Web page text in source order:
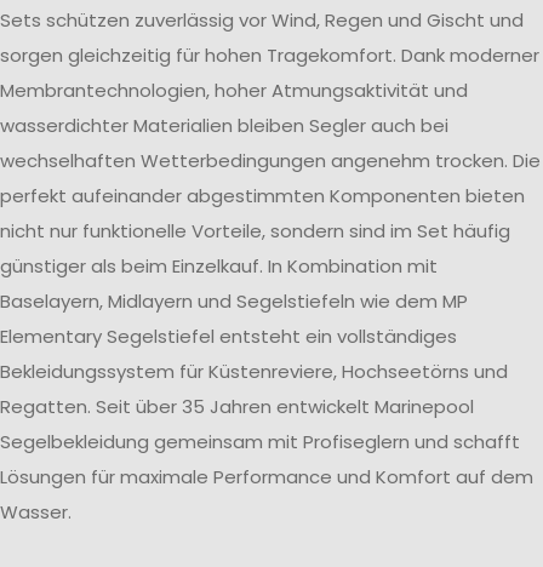
Sets schützen zuverlässig vor Wind, Regen und Gischt und
sorgen gleichzeitig für hohen Tragekomfort. Dank moderner
Membrantechnologien, hoher Atmungsaktivität und
wasserdichter Materialien bleiben Segler auch bei
wechselhaften Wetterbedingungen angenehm trocken. Die
perfekt aufeinander abgestimmten Komponenten bieten
nicht nur funktionelle Vorteile, sondern sind im Set häufig
günstiger als beim Einzelkauf. In Kombination mit
Baselayern, Midlayern und Segelstiefeln wie dem MP
Elementary Segelstiefel entsteht ein vollständiges
Bekleidungssystem für Küstenreviere, Hochseetörns und
Regatten. Seit über 35 Jahren entwickelt Marinepool
Segelbekleidung gemeinsam mit Profiseglern und schafft
Lösungen für maximale Performance und Komfort auf dem
Wasser.